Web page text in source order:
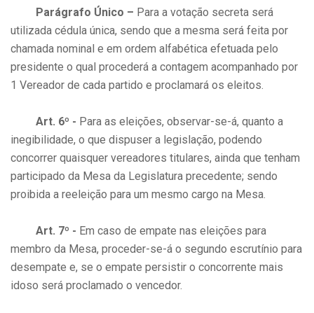
Parágrafo Único – Para a votação secreta será
utilizada cédula única, sendo que a mesma será feita por
chamada nominal e em ordem alfabética efetuada pelo
presidente o qual procederá a contagem acompanhado por
1 Vereador de cada partido e proclamará os eleitos.
Art. 6º - Para as eleições, observar-se-á, quanto a
inegibilidade, o que dispuser a legislação, podendo
concorrer quaisquer vereadores titulares, ainda que tenham
participado da Mesa da Legislatura precedente; sendo
proibida a reeleição para um mesmo cargo na Mesa.
Art. 7º - Em caso de empate nas eleições para
membro da Mesa, proceder-se-á o segundo escrutínio para
desempate e, se o empate persistir o concorrente mais
idoso será proclamado o vencedor.